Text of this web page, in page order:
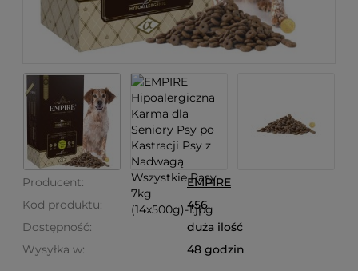
Producent:
EMPIRE
Kod produktu:
456
Dostępność:
duża ilość
Wysyłka w:
48 godzin